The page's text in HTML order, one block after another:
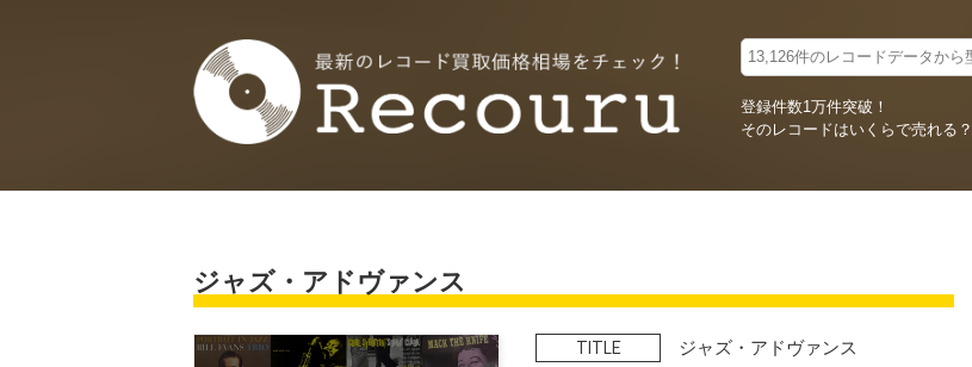
登録件数1万件突破！
そのレコードはいくらで売れる？
ジャズ・アドヴァンス
TITLE ジャズ・アドヴァンス